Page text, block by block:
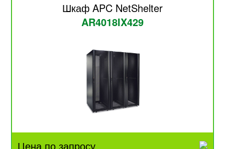
Шкаф APC NetShelter
AR4018IX429
Цена по запросу